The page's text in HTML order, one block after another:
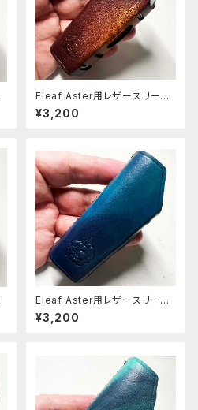
Eleaf Aster用レザースリーブ
[403-as]
¥3,200
Eleaf Aster用レザースリーブ
[397-as]
¥3,200